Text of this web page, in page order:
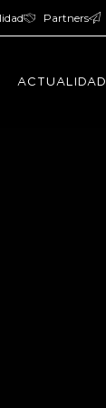
Partners
ACTUALIDAD